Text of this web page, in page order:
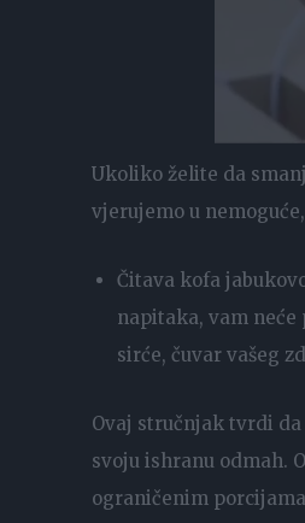
Ukoliko želite da
vjerujemo u
Čitava kofa
napitaka, vam
sirće, čuvar vašeg
Ovaj stručnjak tvrdi
svoju ishranu odmah.
ograničenim